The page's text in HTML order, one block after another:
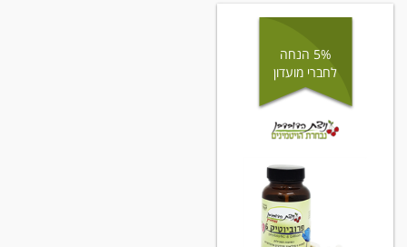
5% הנחה
לחברי מועדון